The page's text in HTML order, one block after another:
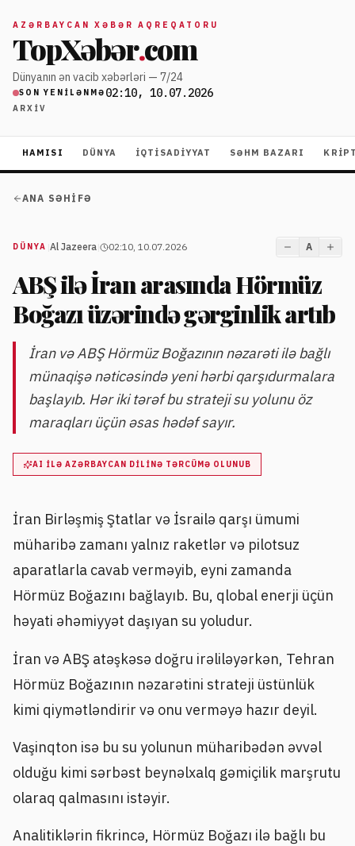
AZƏRBAYCAN XƏBƏR AQREQATORU
TopXəbər.com
Dünyanın ən vacib xəbərləri — 7/24
SON YENILƏNMƏ 02:10, 10.07.2026
ARXIV
HAMISI DÜNYA İQTISADIYYAT SƏHM BAZARI
ANA SƏHIFƏ
DÜNYA Al Jazeera 02:10, 10.07.2026 A
ABŞ ilə İran arasında Hörmüz
Boğazı üzərində gərginlik artıb
İran və ABŞ Hörmüz Boğazının nəzarəti ilə bağlı
münaqişə nəticəsində yeni hərbi qarşıdurmalara
başlayıb. Hər iki tərəf bu strateji su yolunu öz
maraqları üçün əsas hədəf sayır.
AI ILƏ AZƏRBAYCAN DILINƏ TƏRCÜMƏ OLUNUB
İran Birləşmiş Ştatlar və İsrailə qarşı ümumi
müharibə zamanı yalnız raketlər və pilotsuz
aparatlarla cavab verməyib, eyni zamanda
Hörmüz Boğazını bağlayıb. Bu, qlobal enerji üçün
həyati əhəmiyyət daşıyan su yoludur.
İran və ABŞ atəşkəsə doğru irəliləyərkən, Tehran
Hörmüz Boğazının nəzarətini strateji üstünlük
kimi qiymətləndirir və onu verməyə hazır deyil.
Vaşinqton isə bu su yolunun müharibədən əvvəl
olduğu kimi sərbəst beynəlxalq gəmiçilik marşrutu
olaraq qalmasını istəyir.
Analitiklərin fikrincə, Hörmüz Boğazı ilə bağlı bu